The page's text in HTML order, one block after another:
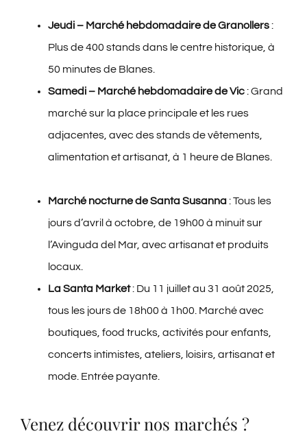
Jeudi – Marché hebdomadaire de Granollers:
Plus de 400 stands dans le centre historique, à
50 minutes de Blanes.
Samedi – Marché hebdomadaire de Vic: Grand
marché sur la place principale et les rues
adjacentes, avec des stands de vêtements,
alimentation et artisanat, à 1 heure de Blanes.
Marché nocturne de Santa Susanna: Tous les
jours d’avril à octobre, de 19h00 à minuit sur
l’Avinguda del Mar, avec artisanat et produits
locaux.
La Santa Market: Du 11 juillet au 31 août 2025,
tous les jours de 18h00 à 1h00. Marché avec
boutiques, food trucks, activités pour enfants,
concerts intimistes, ateliers, loisirs, artisanat et
mode. Entrée payante.
Venez découvrir nos marchés ?